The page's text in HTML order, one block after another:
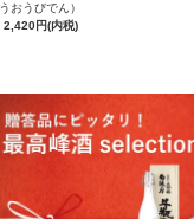
うおうびでん）
2,420円(内税)